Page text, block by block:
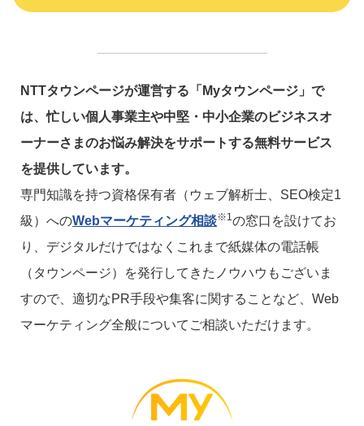
NTTタウンページが運営する「Myタウンページ」で
は、忙しい個人事業主や中堅・中小企業のビジネスオ
ーナーさまのお悩み解決をサポートする無料サービス
を提供しています。
専門知識を持つ資格保有者（ウェブ解析士、SEO検定1
級）へのWebマーケティング相談※1の窓口を設けてお
り、デジタルだけではなくこれまで紙媒体の電話帳
（タウンページ）を発行してきたノウハウもございま
すので、適切なPR手段や集客に関することなど、Web
マーケティング全般についてご相談いただけます。